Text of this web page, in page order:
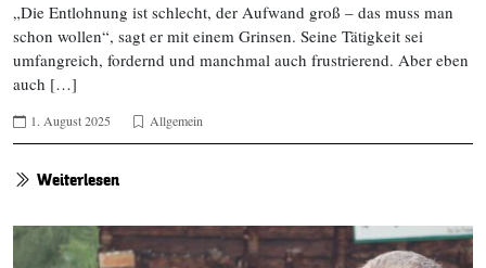
„Die Entlohnung ist schlecht, der Aufwand groß – das muss man
schon wollen“, sagt er mit einem Grinsen. Seine Tätigkeit sei
umfangreich, fordernd und manchmal auch frustrierend. Aber eben
auch […]
1. August 2025 Allgemein
Weiterlesen